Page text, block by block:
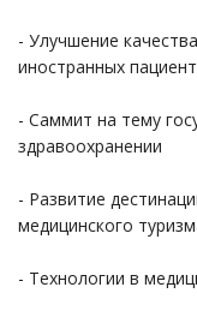
- Улучшение
иностранных
- Саммит на тему
здравоохранении
- Развитие
медицинского
- Технологии в